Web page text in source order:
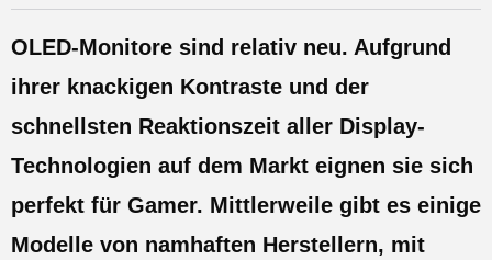
PATCH NOTES
GUIDES
ESPORTS
OLED-Monitore sind relativ neu. Aufgrund
ihrer knackigen Kontraste und der
schnellsten Reaktionszeit aller Display-
Technologien auf dem Markt eignen sie sich
perfekt für Gamer. Mittlerweile gibt es einige
Modelle von namhaften Herstellern, mit